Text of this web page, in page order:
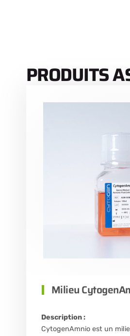
PRODUITS
Milieu
Description :
CytogenAmnio est un